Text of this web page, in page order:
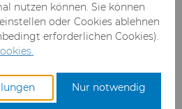
Schleifmittel
Pulver
Tooling-
sich für den
Hyperion
nutzen können. Sie können
oder Cookies ablehnen
erforderlichen Cookies).
Nur notwendig